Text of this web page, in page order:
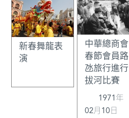
新春舞龍表
演
中華總商會
春節會員路
氹旅行進行
拔河比賽
1971年
02月10日